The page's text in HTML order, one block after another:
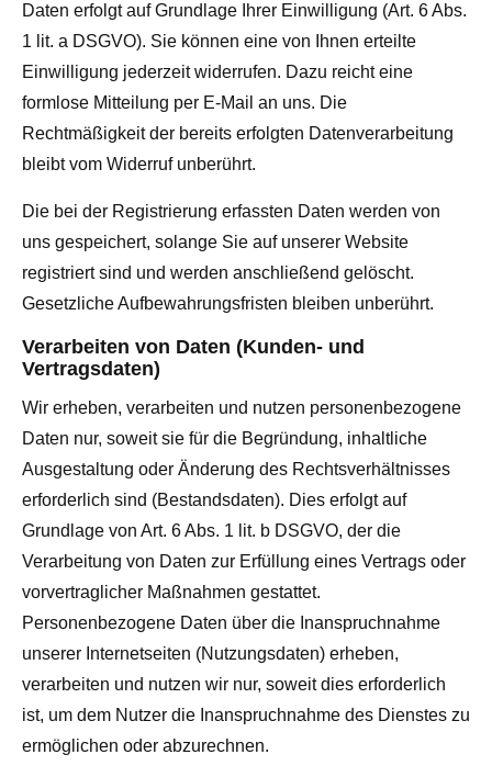
Daten erfolgt auf Grundlage Ihrer Einwilligung (Art. 6 Abs.
1 lit. a DSGVO). Sie können eine von Ihnen erteilte
Einwilligung jederzeit widerrufen. Dazu reicht eine
formlose Mitteilung per E-Mail an uns. Die
Rechtmäßigkeit der bereits erfolgten Datenverarbeitung
bleibt vom Widerruf unberührt.
Die bei der Registrierung erfassten Daten werden von
uns gespeichert, solange Sie auf unserer Website
registriert sind und werden anschließend gelöscht.
Gesetzliche Aufbewahrungsfristen bleiben unberührt.
Verarbeiten von Daten (Kunden- und
Vertragsdaten)
Wir erheben, verarbeiten und nutzen personenbezogene
Daten nur, soweit sie für die Begründung, inhaltliche
Ausgestaltung oder Änderung des Rechtsverhältnisses
erforderlich sind (Bestandsdaten). Dies erfolgt auf
Grundlage von Art. 6 Abs. 1 lit. b DSGVO, der die
Verarbeitung von Daten zur Erfüllung eines Vertrags oder
vorvertraglicher Maßnahmen gestattet.
Personenbezogene Daten über die Inanspruchnahme
unserer Internetseiten (Nutzungsdaten) erheben,
verarbeiten und nutzen wir nur, soweit dies erforderlich
ist, um dem Nutzer die Inanspruchnahme des Dienstes zu
ermöglichen oder abzurechnen.